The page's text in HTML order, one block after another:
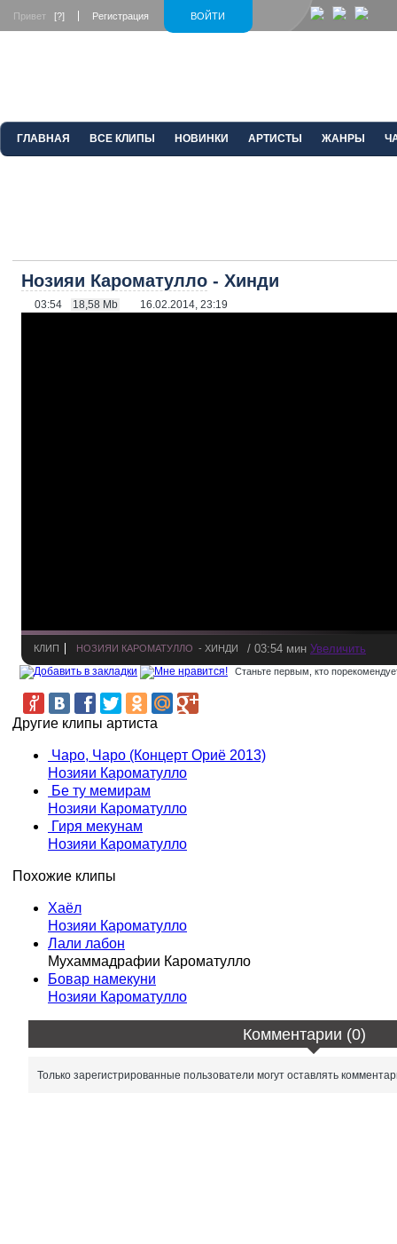
ВОЙТИ
Привет [?] Регистрация
ГЛАВНАЯ ВСЕ КЛИПЫ НОВИНКИ АРТИСТЫ ЖАНРЫ
Нозияи Кароматулло - Хинди
03:54 18,58 Mb 16.02.2014, 23:19
КЛИП НОЗИЯИ КАРОМАТУЛЛО - ХИНДИ / 03:54 мин Увеличить
Станьте первым, кто
Другие клипы артиста
Чаро, Чаро (Концерт Ориё 2013)
Нозияи Кароматулло
Бе ту мемирам
Нозияи Кароматулло
Гиря мекунам
Нозияи Кароматулло
Похожие клипы
Хаёл
Нозияи Кароматулло
Лали лабон
Мухаммадрафии Кароматулло
Бовар намекуни
Нозияи Кароматулло
Комментарии (0)
Только зарегистрированные пользователи могут оставлять